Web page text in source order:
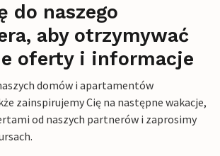
do naszego
aby otrzymywać
oferty i informacje
domów i apartamentów
zainspirujemy Cię na następne wakacje,
od naszych partnerów i zaprosimy